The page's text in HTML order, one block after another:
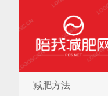
陪我减肥网
减肥方法